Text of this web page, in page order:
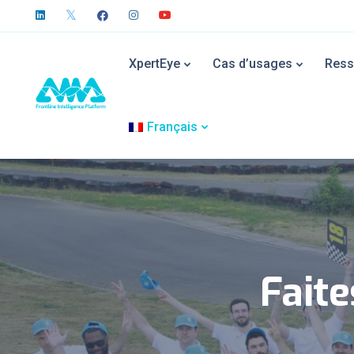
XpertEye Cas d’usages
Français